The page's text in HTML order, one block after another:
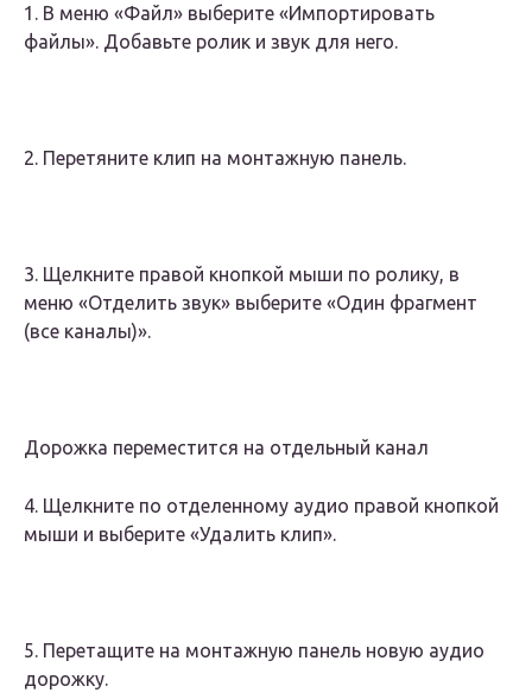
1. В меню «Файл» выберите «Импортировать
файлы». Добавьте ролик и звук для него.
2. Перетяните клип на монтажную панель.
3. Щелкните правой кнопкой мыши по ролику, в
меню «Отделить звук» выберите «Один фрагмент
(все каналы)».
Дорожка переместится на отдельный канал
4. Щелкните по отделенному аудио правой кнопкой
мыши и выберите «Удалить клип».
5. Перетащите на монтажную панель новую аудио
дорожку.